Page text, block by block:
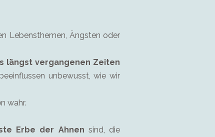
Lebensthemen, Ängsten oder
längst vergangenen Zeiten
unbewusst, wie wir
wahr.
Erbe der Ahnen sind, die